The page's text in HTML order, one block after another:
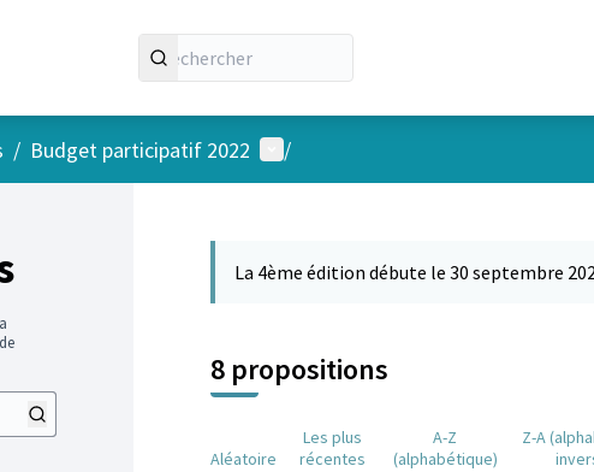
/ Budget participatif 2022 Menu utilisateur
/
La 4ème édition débute le 30 septembre
8 propositions
Aléatoire
Les plus
récentes
A-Z
(alphabétique)
Z-A